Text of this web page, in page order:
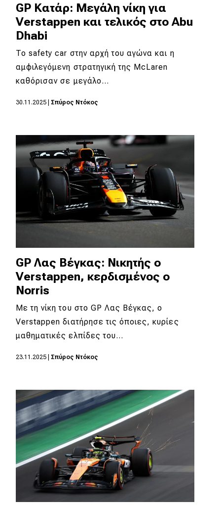
ΚΤΕΟ
Οδική βοήθεια
eDRIVE
GP Κατάρ: Μεγάλη νίκη για
Verstappen και τελικός στο Abu
Dhabi
To safety car στην αρχή του αγώνα και η
αμφιλεγόμενη στρατηγική της McLaren
καθόρισαν σε μεγάλο…
30.11.2025 Σπύρος Ντόκος
GP Λας Βέγκας: Νικητής ο
Verstappen, κερδισμένος ο
Norris
Με τη νίκη του στο GP Λας Βέγκας, ο
Verstappen διατήρησε τις όποιες, κυρίες
μαθηματικές ελπίδες του…
23.11.2025 Σπύρος Ντόκος